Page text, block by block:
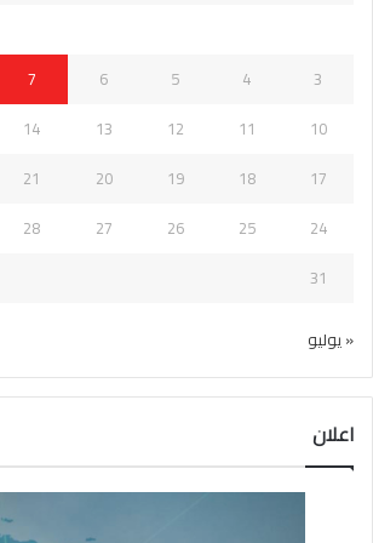
3
4
5
6
7
10
11
12
13
14
17
18
19
20
21
24
25
26
27
28
31
« يوليو
اعلان